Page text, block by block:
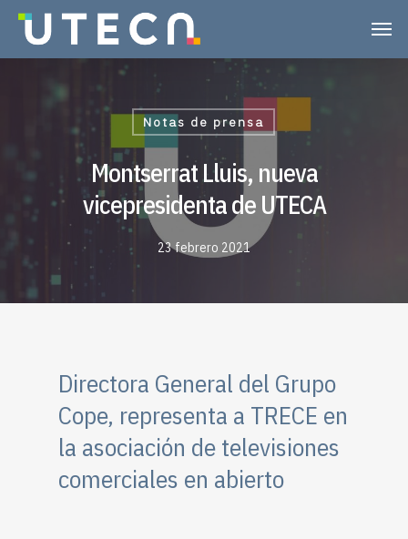
Notas de prensa
Montserrat Lluis, nueva
vicepresidenta de UTECA
23 febrero 2021
Directora General del Grupo
Cope, representa a TRECE en
la asociación de televisiones
comerciales en abierto